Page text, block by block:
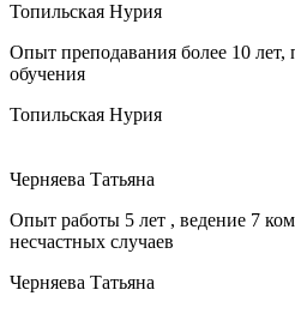
Топильская Нурия
Опыт преподавания более 10 лет,
обучения
Топильская Нурия
Черняева Татьяна
Опыт работы 5 лет , ведение 7
несчастных случаев
Черняева Татьяна